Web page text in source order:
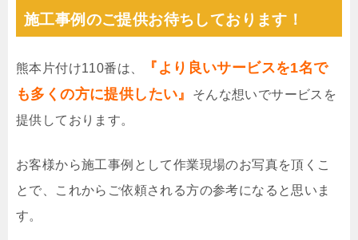
施工事例のご提供お待ちしております！
熊本片付け110番は、
『より良いサービスを1名で
も多くの方に提供したい』
そんな想いでサービスを
提供しております。
お客様から施工事例として作業現場のお写真を頂くこ
とで、これからご依頼される方の参考になると思いま
す。